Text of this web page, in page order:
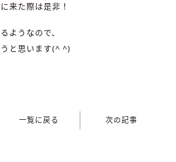
来た際は是非！
ようなので、
と思います(^ ^)
一覧に戻る 次の記事